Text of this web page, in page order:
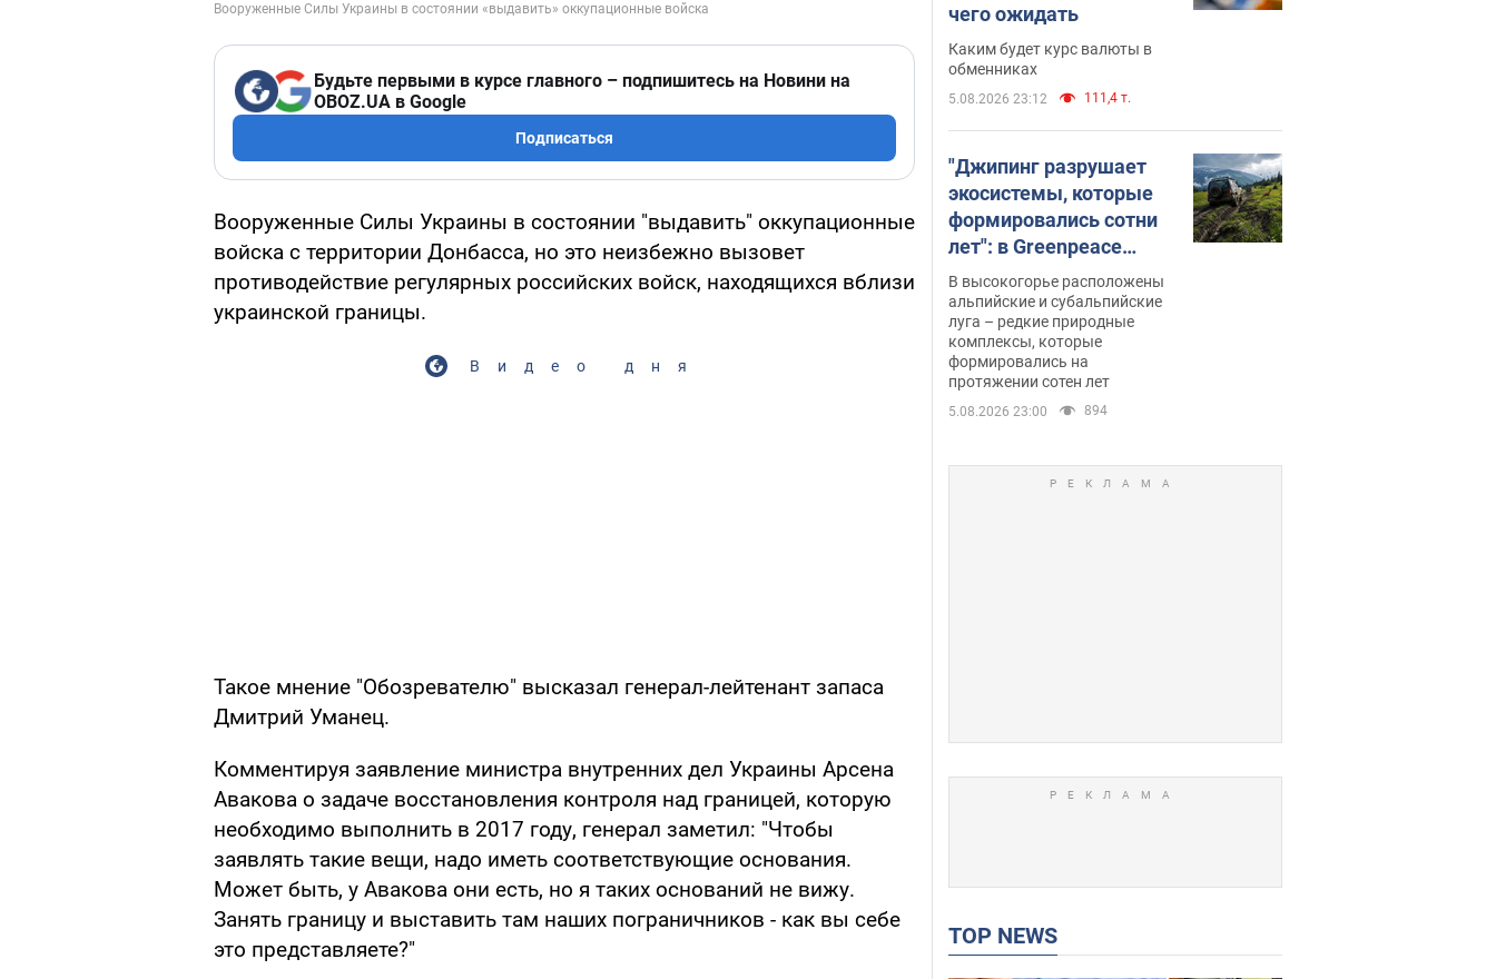
Будьте первыми в курсе главного – подпишитесь на Новини на
OBOZ.UA в Google
Подписаться
Вооруженные Силы Украины в состоянии "выдавить" оккупационные
войска с территории Донбасса, но это неизбежно вызовет
противодействие регулярных российских войск, находящихся вблизи
украинской границы.
Видео дня
Такое мнение "Обозревателю" высказал генерал-лейтенант запаса
Дмитрий Уманец.
Комментируя заявление министра внутренних дел Украины Арсена
Авакова о задаче восстановления контроля над границей, которую
необходимо выполнить в 2017 году, генерал заметил: "Чтобы
заявлять такие вещи, надо иметь соответствующие основания.
Может быть, у Авакова они есть, но я таких оснований не вижу.
Занять границу и выставить там наших пограничников - как вы себе
это представляете?"
чего ожидать
Каким будет курс валюты в
обменниках
5.08.2026 23:12 111,4 т.
"Джипинг разрушает
экосистемы, которые
формировались сотни
лет": в Greenpeace
забили тревогу
В высокогорье расположены
альпийские и субальпийские
луга – редкие природные
комплексы, которые
формировались на
протяжении сотен лет
5.08.2026 23:00 894
TOP NEWS